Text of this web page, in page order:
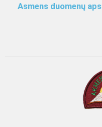
Asmens duomenų